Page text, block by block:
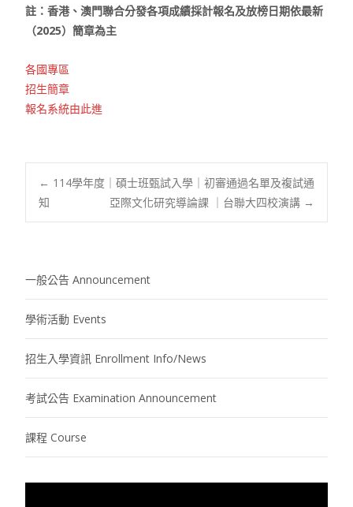
註：香港、澳門聯合分發各項成績採計報名及放榜日期依最新
（2025）簡章為主
各國專區
招生簡章
報名系統由此進
Post
← 114學年度｜碩士班甄試入學｜初審通過名單及複試通
知
亞際文化研究導論課 ｜台聯大四校演講 →
一般公告 Announcement
學術活動 Events
招生入學資訊 Enrollment Info/News
考試公告 Examination Announcement
課程 Course